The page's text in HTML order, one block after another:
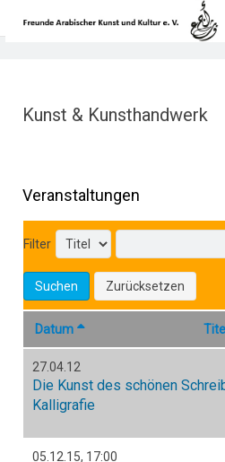
Kunst & Kunsthandwerk
Veranstaltungen
Filter
Suchen Zurücksetzen
Datum Titel
27.04.12
Die Kunst des schönen
Kalligrafie
05.12.15, 17:00